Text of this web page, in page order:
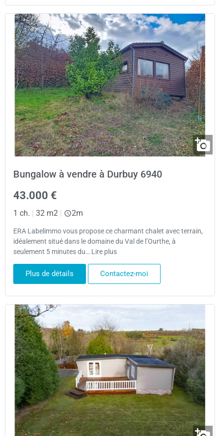
Bungalow à vendre à Durbuy 6940
43.000 €
1 ch. | 32 m2 | 2m
ERA Labelimmo vous propose ce charmant chalet avec terrain,
idéalement situé dans le domaine du Val de l’Ourthe, à
seulement 5 minutes du… Lire plus
Plus de détails Contactez-moi